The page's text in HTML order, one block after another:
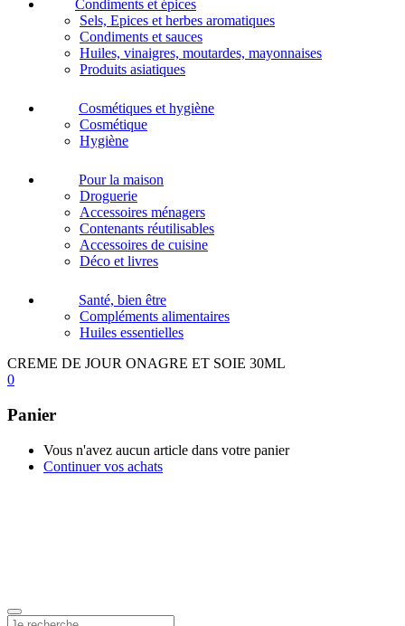
Condiments et épices
Sels, Epices et herbes aromatiques
Condiments et sauces
Huiles, vinaigres, moutardes, mayonnaises
Produits asiatiques
Cosmétiques et hygiène
Cosmétique
Hygiène
Pour la maison
Droguerie
Accessoires ménagers
Contenants réutilisables
Accessoires de cuisine
Déco et livres
Santé, bien être
Compléments alimentaires
Huiles essentielles
CREME DE JOUR ONAGRE ET SOIE 30ML
0
Panier
Vous n'avez aucun article dans votre panier
Continuer vos achats